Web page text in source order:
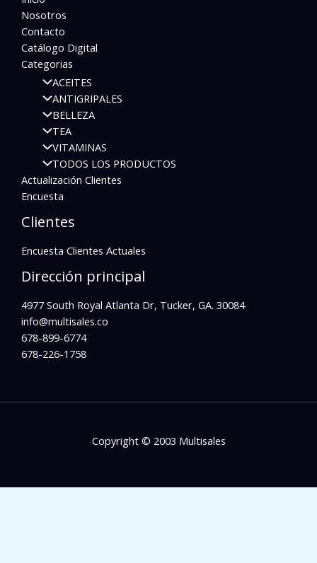
Nosotros
Contacto
Catálogo Digital
Categorias
ACEITES
ANTIGRIPALES
BELLEZA
TEA
VITAMINAS
TODOS LOS PRODUCTOS
Actualización Clientes
Encuesta
Clientes
Encuesta Clientes Actuales
Dirección principal
4977 South Royal Atlanta Dr, Tucker, GA. 30084
info@multisales.co​
678-899-6774
678-226-1758
Copyright © 2003 Multisales